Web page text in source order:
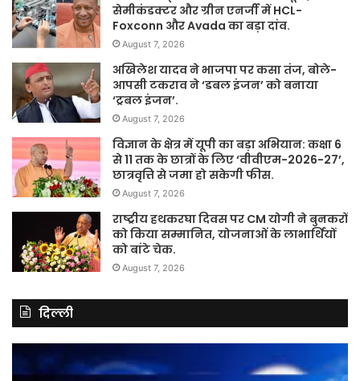
सेमीकंडक्टर और ग्रीन एनर्जी में HCL-
Foxconn और Avada का बड़ा दांव.
August 7, 2026
अखिलेश यादव ने भाजपा पर कसा तंज, बोले-
आपसी टकराव ने ‘डबल इंजन’ को बनाया
‘ट्रबल इंजन’.
August 7, 2026
विज्ञान के क्षेत्र में यूपी का बड़ा अभियान: कक्षा 6
से 11 तक के छात्रों के लिए ‘वीवीएम-2026-27’,
छात्रवृत्ति से जमा हो सकेगी फीस.
August 7, 2026
राष्ट्रीय हथकरघा दिवस पर CM योगी ने बुनकरों
को किया सम्मानित, योजनाओं के लाभार्थियों
को बांटे चेक.
August 7, 2026
दिल्ली